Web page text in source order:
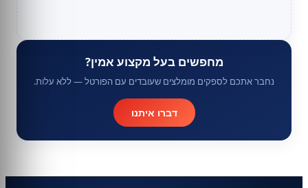
מחפשים בעל מקצוע אמין?
נחבר אתכם לספקים מומלצים שעובדים עם הפורטל — ללא עלות.
דברו איתנו